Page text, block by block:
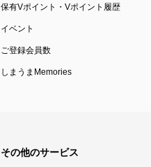
保有Vポイント・Vポイント履歴
イベント
ご登録会員数
しまうまMemories
その他のサービス